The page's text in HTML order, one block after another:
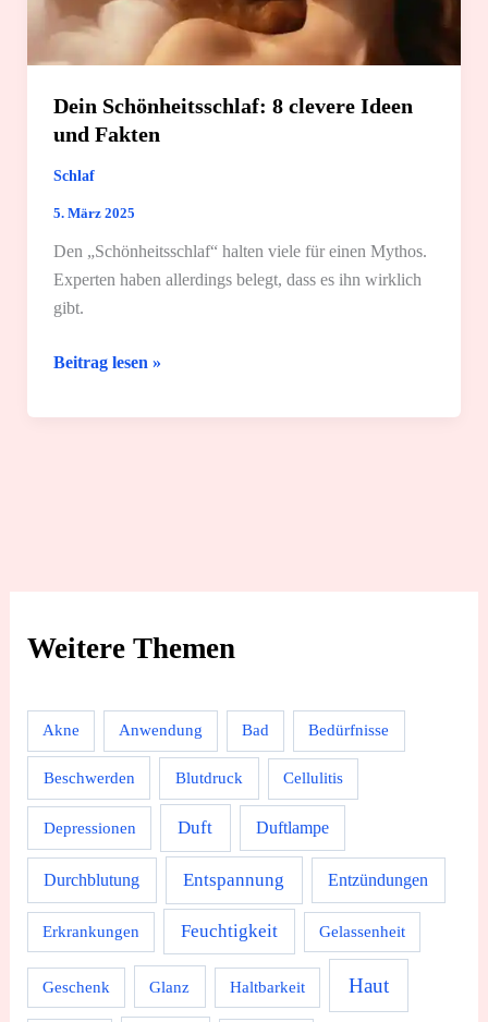
Weitere Themen
Akne Anwendung Bad Bedürfnisse
Beschwerden Blutdruck Cellulitis
Depressionen Duft Duftlampe
Durchblutung Entspannung Entzündungen
Erkrankungen Feuchtigkeit Gelassenheit
Geschenk Glanz Haltbarkeit Haut
Dein Schönheitsschlaf: 8 clevere Ideen
und Fakten
Schlaf
5. März 2025
Den „Schönheitsschlaf“ halten viele für einen Mythos.
Experten haben allerdings belegt, dass es ihn wirklich
gibt.
Dein
8
Beitrag lesen »